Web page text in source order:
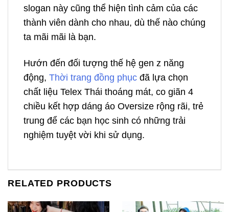
slogan này cũng thể hiện tình cảm của các
thành viên dành cho nhau, dù thế nào chúng
ta mãi mãi là bạn.
Hướn đến đối tượng thế hệ gen z năng
động, Thời trang đồng phục đã lựa chọn
chất liệu Telex Thái thoáng mát, co giãn 4
chiều kết hợp dáng áo Oversize rộng rãi, trẻ
trung để các bạn học sinh có những trải
nghiệm tuyệt vời khi sử dụng.
RELATED PRODUCTS